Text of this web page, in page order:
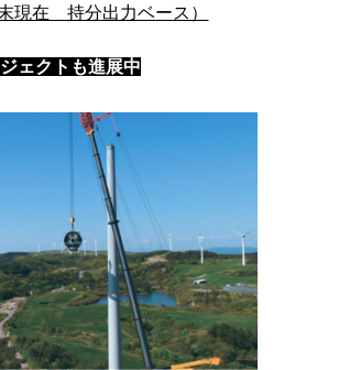
現在 持分出力ベース）
ェクトも進展中